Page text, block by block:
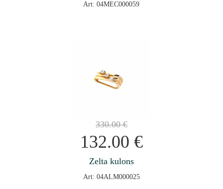
Art: 04MEC000059
330.00€
132.00 €
Zelta kulons
Art: 04ALM000025